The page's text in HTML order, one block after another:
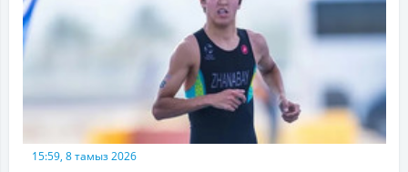
15:59, 8 тамыз 2026